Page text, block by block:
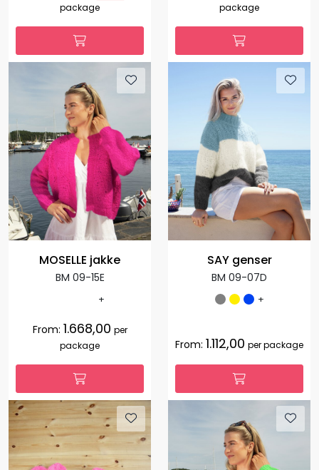
package
package
MOSELLE jakke
BM 09-15E
+
From: 1.668,00 per
package
SAY genser
BM 09-07D
+
From: 1.112,00 per package